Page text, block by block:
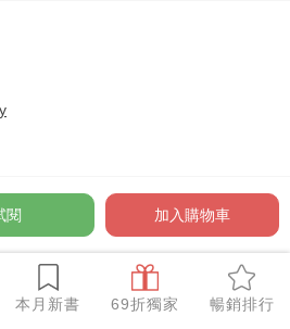
本月新書 69折獨家 暢銷排行
閱 加入購物車